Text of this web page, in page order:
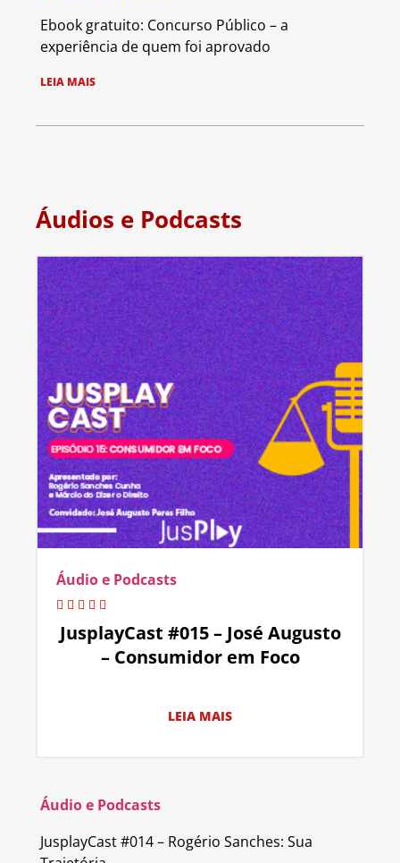
Ebook gratuito: Concurso Público – a
experiência de quem foi aprovado
LEIA MAIS
Áudios e Podcasts
Áudio e Podcasts
JusplayCast #015 – José Augusto
– Consumidor em Foco
LEIA MAIS
Áudio e Podcasts
JusplayCast #014 – Rogério Sanches: Sua